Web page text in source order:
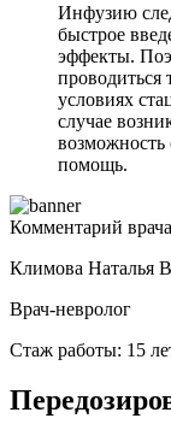
Инфузию
быстрое
эффекты.
условиях
случае
помощь.
Комментарий
Климова Наталья
Врач-невролог
Стаж работы: 15